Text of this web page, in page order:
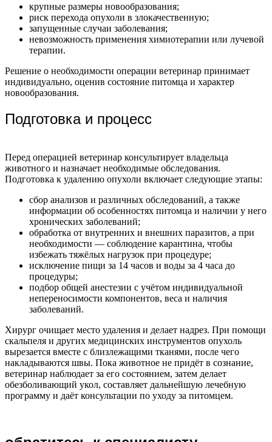
крупные размеры новообразования;
риск перехода опухоли в злокачественную;
запущенные случаи заболевания;
невозможность применения химиотерапии или лучевой
терапии.
Решение о необходимости операции ветеринар принимает
индивидуально, оценив состояние питомца и характер
новообразования.
Подготовка и процесс
Перед операцией ветеринар консультирует владельца
животного и назначает необходимые обследования.
Подготовка к удалению опухоли включает следующие этапы:
сбор анализов и различных обследований, а также
информации об особенностях питомца и наличии у него
хронических заболеваний;
обработка от внутренних и внешних паразитов, а при
необходимости — соблюдение карантина, чтобы
избежать тяжёлых нагрузок при процедуре;
исключение пищи за 14 часов и воды за 4 часа до
процедуры;
подбор общей анестезии с учётом индивидуальной
непереносимости компонентов, веса и наличия
заболеваний.
Хирург очищает место удаления и делает надрез. При помощи
скальпеля и других медицинских инструментов опухоль
вырезается вместе с близлежащими тканями, после чего
накладываются швы. Пока животное не придёт в сознание,
ветеринар наблюдает за его состоянием, затем делает
обезболивающий укол, составляет дальнейшую лечебную
программу и даёт консультации по уходу за питомцем.